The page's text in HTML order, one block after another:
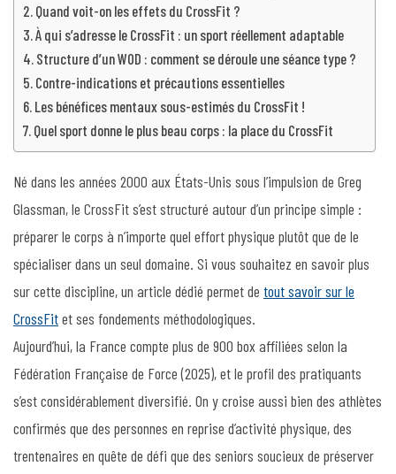
Quand voit-on les effets du CrossFit ?
À qui s’adresse le CrossFit : un sport réellement adaptable
Structure d’un WOD : comment se déroule une séance type ?
Contre-indications et précautions essentielles
Les bénéfices mentaux sous-estimés du CrossFit !
Quel sport donne le plus beau corps : la place du CrossFit
Né dans les années 2000 aux États-Unis sous l’impulsion de Greg
Glassman, le CrossFit s’est structuré autour d’un principe simple :
préparer le corps à n’importe quel effort physique plutôt que de le
spécialiser dans un seul domaine. Si vous souhaitez en savoir plus
sur cette discipline, un article dédié permet de tout savoir sur le
CrossFitet ses fondements méthodologiques.
Aujourd’hui, la France compte plus de 900 box affiliées selon la
Fédération Française de Force (2025), et le profil des pratiquants
s’est considérablement diversifié. On y croise aussi bien des athlètes
confirmés que des personnes en reprise d’activité physique, des
trentenaires en quête de défi que des seniors soucieux de préserver